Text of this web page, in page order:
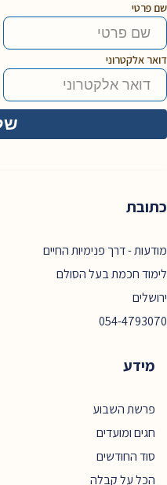
שם פרטי
דואר אלקטרוני
כתובת
מודעות - דרך פנימיות החיים
לימוד חכמת בעל הסולם
ירושלים
054-4793070
מידע
פרשת השבוע
חגים ומועדים
סוד החודשים
הכל על קבלה